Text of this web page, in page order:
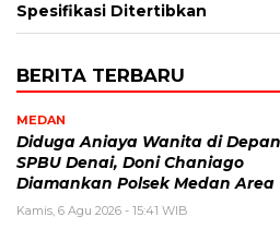
Spesifikasi Ditertibkan
BERITA TERBARU
MEDAN
Diduga Aniaya Wanita di Depan
SPBU Denai, Doni Chaniago
Diamankan Polsek Medan Area
Kamis, 6 Agu 2026 - 15:41 WIB